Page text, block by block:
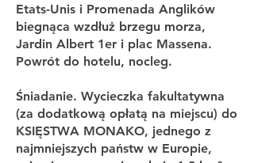
Etats-Unis i Promenada Anglików
biegnąca wzdłuż brzegu morza,
Jardin Albert 1er i plac Massena.
Powrót do hotelu, nocleg.
Śniadanie. Wycieczka fakultatywna
(za dodatkową opłatą na miejscu) do
KSIĘSTWA MONAKO, jednego z
najmniejszych państw w Europie,